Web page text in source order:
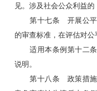
见。涉及社会公众利益的
第十七条 开展公平
的审查标准，在评估对公
适用本条例第十二条
说明。
第十八条 政策措施